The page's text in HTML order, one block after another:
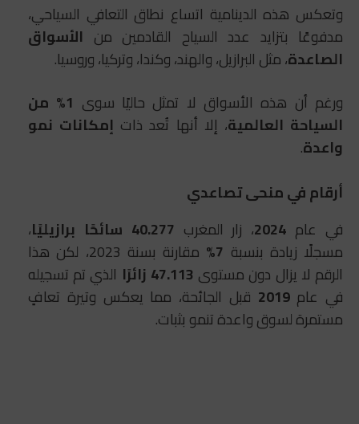
وتعكس هذه الدينامية اتساع نطاق التعافي السياحي،
مدفوعًا بتزايد عدد السياح القادمين من الأسواق
الصاعدة، مثل البرازيل، والهند، وكندا، وتركيا، وروسيا.
ورغم أن هذه الأسواق لا تمثل حاليًا سوى
1% من
السياحة العالمية، إلا أنها تُعد ذات إمكانات نمو
واعدة.
أرقام في منحى تصاعدي
في عام 2024، زار المغرب 40.277 سائحًا برازيليًا
،
مسجلًا زيادة بنسبة 7%
مقارنة بسنة 2023، لكن هذا
الرقم لا يزال دون مستوى 47.113 زائرًا
الذي تم تسجيله
في عام2019 قبل الجائحة، مما يعكس وتيرة تعافٍ
مستمرة لسوق واعدة تنمو بثبات.